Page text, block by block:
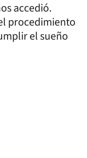
accedió.
procedimiento
el sueño